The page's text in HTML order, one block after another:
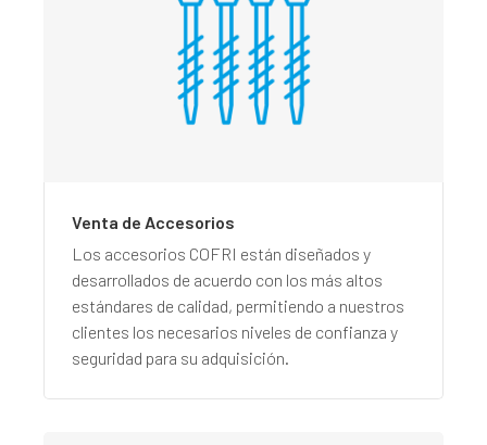
Venta de Accesorios
Los accesorios COFRI están diseñados y
desarrollados de acuerdo con los más altos
estándares de calidad, permitiendo a nuestros
clientes los necesarios niveles de confianza y
seguridad para su adquisición.